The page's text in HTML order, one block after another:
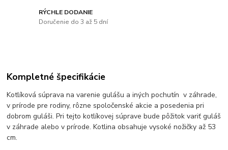
RÝCHLE DODANIE
Doručenie do 3 až 5 dní
Kompletné špecifikácie
Kotlíková súprava na varenie gulášu a iných pochutín v záhrade,
v prírode pre rodiny, rôzne spoločenské akcie a posedenia pri
dobrom guláši. Pri tejto kotlíkovej súprave bude pôžitok variť guláš
v záhrade alebo v prírode. Kotlina obsahuje vysoké nožičky až 53
cm.